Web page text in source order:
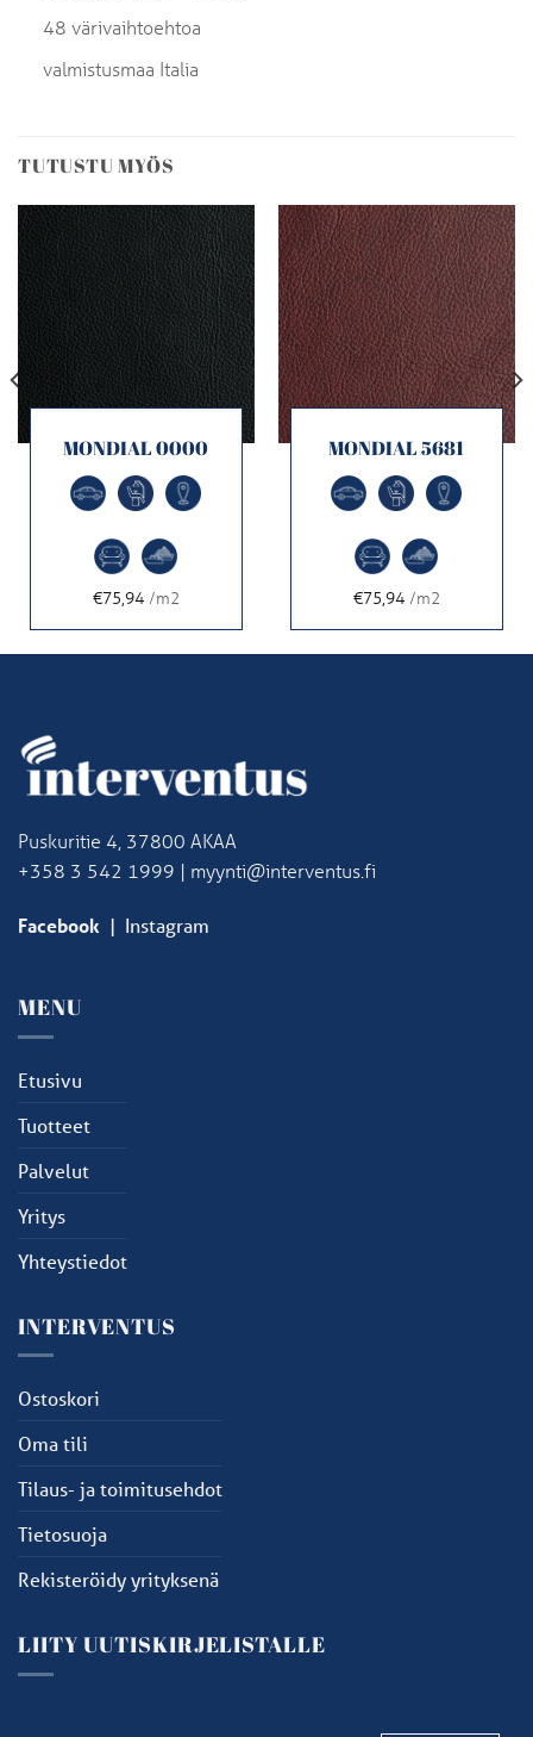
48 värivaihtoehtoa
valmistusmaa Italia
TUTUSTU MYÖS
MONDIAL 0000
€75,94/m2
MONDIAL 5681
€75,94/m2
Puskuritie 4, 37800 AKAA
+358 3 542 1999 | myynti@interventus.fi
Facebook | Instagram
MENU
Etusivu
Tuotteet
Palvelut
Yritys
Yhteystiedot
INTERVENTUS
Ostoskori
Oma tili
Tilaus- ja toimitusehdot
Tietosuoja
Rekisteröidy yrityksenä
LIITY UUTISKIRJELISTALLE